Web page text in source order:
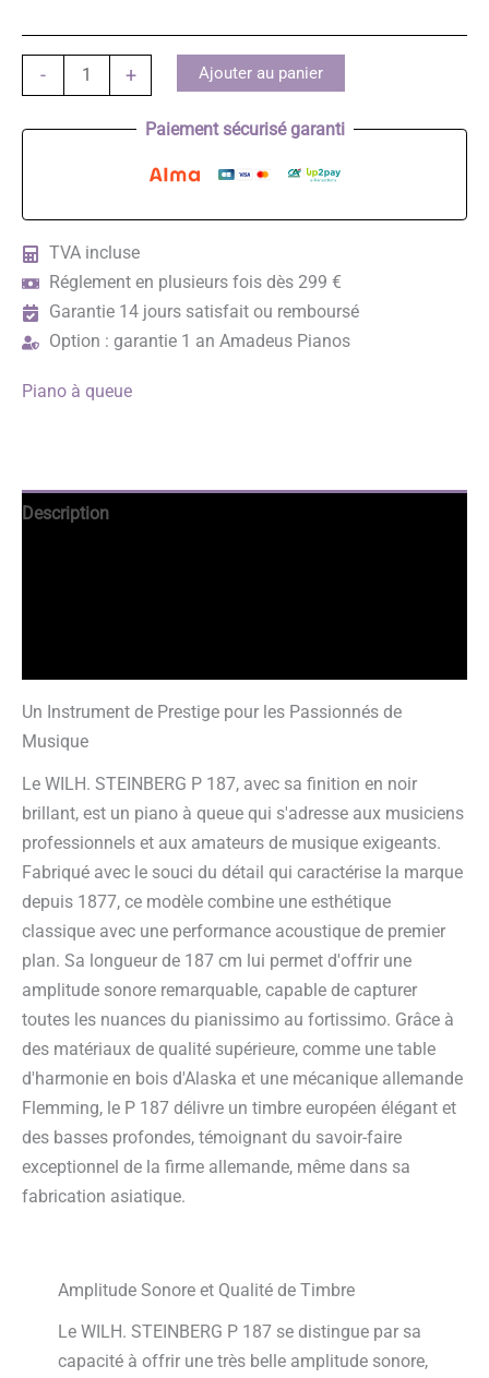
-
quantité
de
WILH.
187
+ Ajouter au panier
Paiement sécurisé garanti
TVA incluse
Réglement en plusieurs fois dès 299 €
Garantie 14 jours satisfait ou remboursé
Option : garantie 1 an Amadeus Pianos
Piano à queue
Description
Un Instrument de Prestige pour les Passionnés de
Musique
Le WILH. STEINBERG P 187, avec sa finition en noir
brillant, est un piano à queue qui s'adresse aux musiciens
professionnels et aux amateurs de musique exigeants.
Fabriqué avec le souci du détail qui caractérise la marque
depuis 1877, ce modèle combine une esthétique
classique avec une performance acoustique de premier
plan. Sa longueur de 187 cm lui permet d'offrir une
amplitude sonore remarquable, capable de capturer
toutes les nuances du pianissimo au fortissimo. Grâce à
des matériaux de qualité supérieure, comme une table
d'harmonie en bois d'Alaska et une mécanique allemande
Flemming, le P 187 délivre un timbre européen élégant et
des basses profondes, témoignant du savoir-faire
exceptionnel de la firme allemande, même dans sa
fabrication asiatique.
Amplitude Sonore et Qualité de Timbre
Le WILH. STEINBERG P 187 se distingue par sa
capacité à offrir une très belle amplitude sonore,